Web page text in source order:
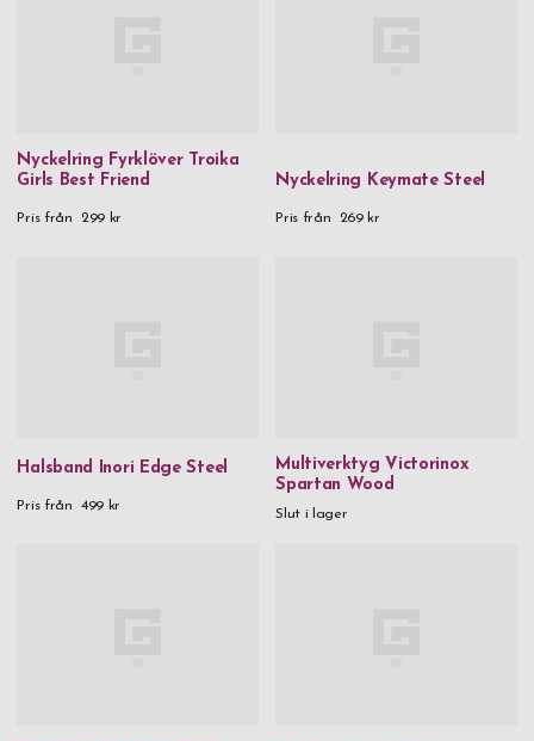
Nyckelring Fyrklöver Troika
Girls Best Friend
Pris från 299 kr
Nyckelring Keymate Steel
Pris från 269 kr
Halsband Inori Edge Steel
Pris från 499 kr
Multiverktyg Victorinox
Spartan Wood
Slut i lager